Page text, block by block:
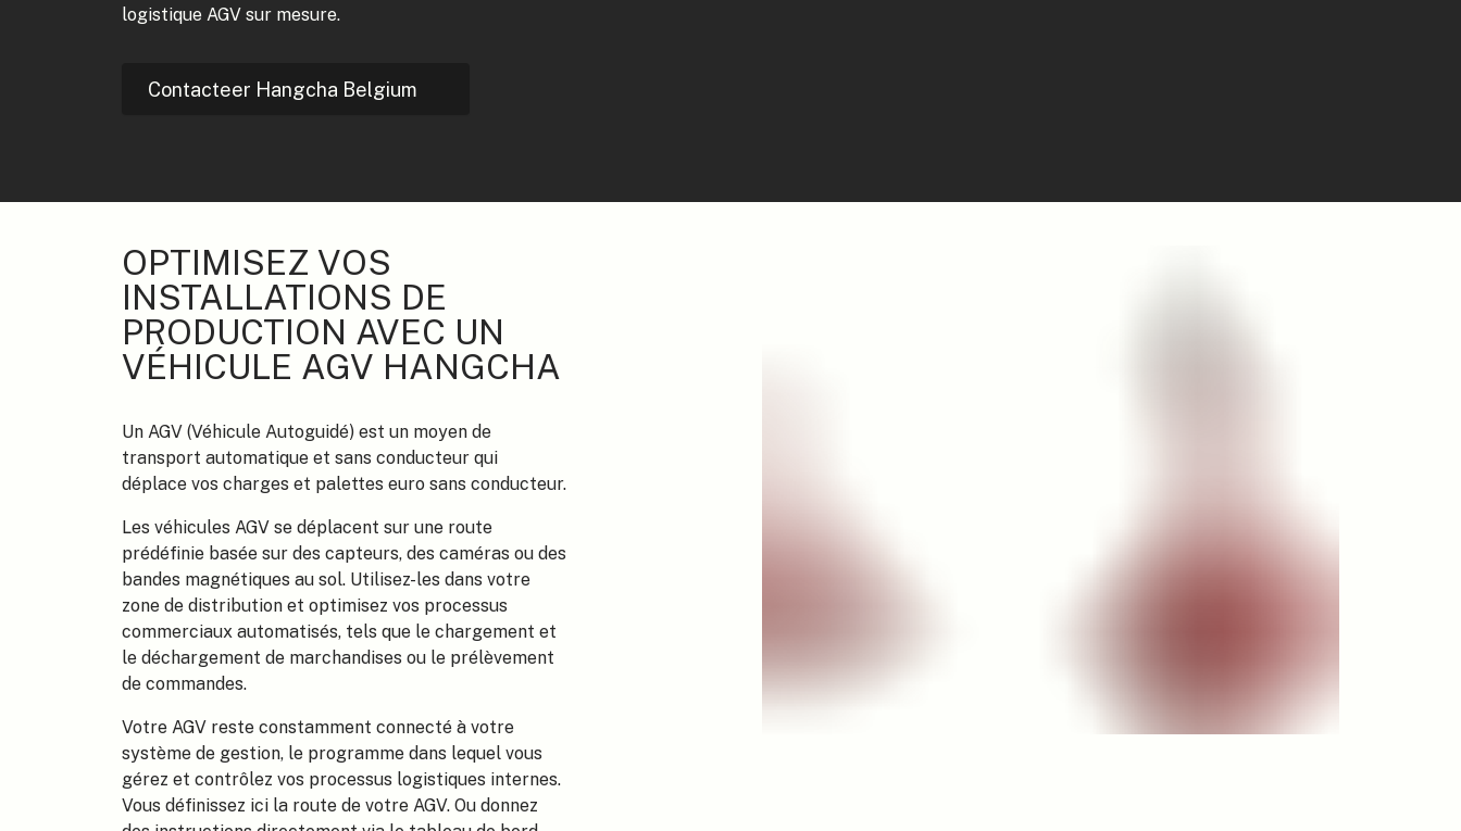
logistique AGV sur mesure.
Contacteer Hangcha Belgium
OPTIMISEZ VOS
INSTALLATIONS DE
PRODUCTION AVEC UN
VÉHICULE AGV HANGCHA
Un AGV (Véhicule Autoguidé) est un moyen de
transport automatique et sans conducteur qui
déplace vos charges et palettes euro sans conducteur.
Les véhicules AGV se déplacent sur une route
prédéfinie basée sur des capteurs, des caméras ou des
bandes magnétiques au sol. Utilisez-les dans votre
zone de distribution et optimisez vos processus
commerciaux automatisés, tels que le chargement et
le déchargement de marchandises ou le prélèvement
de commandes.
Votre AGV reste constamment connecté à votre
système de gestion, le programme dans lequel vous
gérez et contrôlez vos processus logistiques internes.
Vous définissez ici la route de votre AGV. Ou donnez